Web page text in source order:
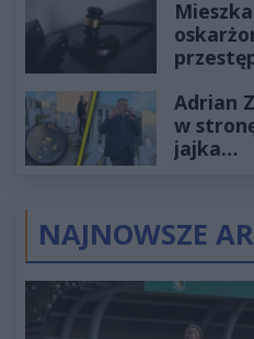
złotych
Adrian
w
jajka…
NAJNOWSZE